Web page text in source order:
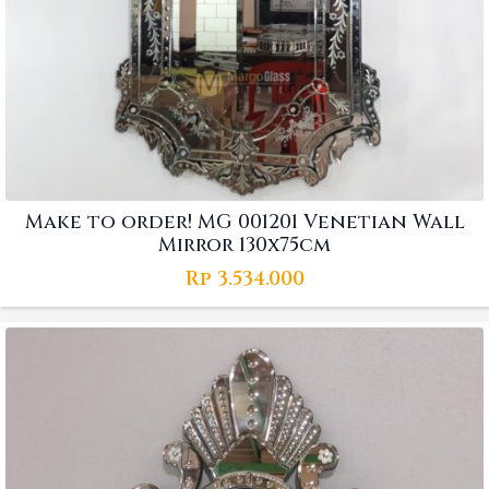
Make to order! MG 001201 Venetian Wall
Mirror 130x75cm
Rp 3.534.000